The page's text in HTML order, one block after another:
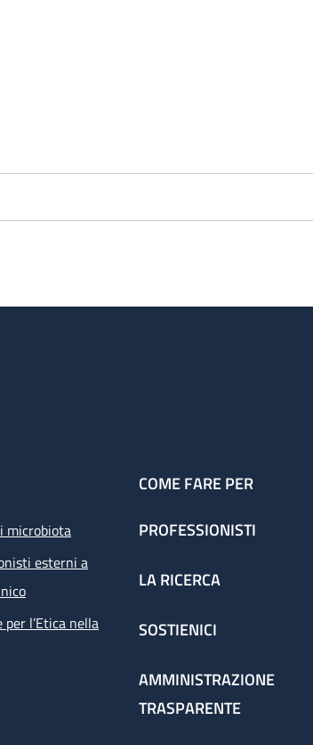
microbiota
esterni a
l’Etica nella
COME FARE PER
PROFESSIONISTI
LA RICERCA
SOSTIENICI
AMMINISTRAZIONE
TRASPARENTE